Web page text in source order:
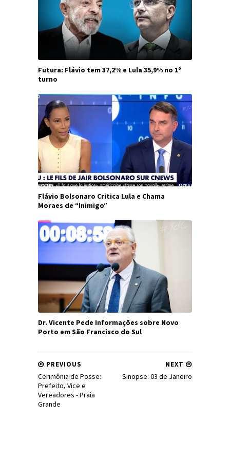
Futura: Flávio tem 37,2% e Lula 35,9% no 1º
turno
Flávio Bolsonaro Critica Lula e Chama
Moraes de “Inimigo”
Dr. Vicente Pede Informações sobre Novo
Porto em São Francisco do Sul
NEXT
Sinopse: 03 de Janeiro
PREVIOUS
Cerimônia de Posse:
Prefeito, Vice e
Vereadores - Praia
Grande